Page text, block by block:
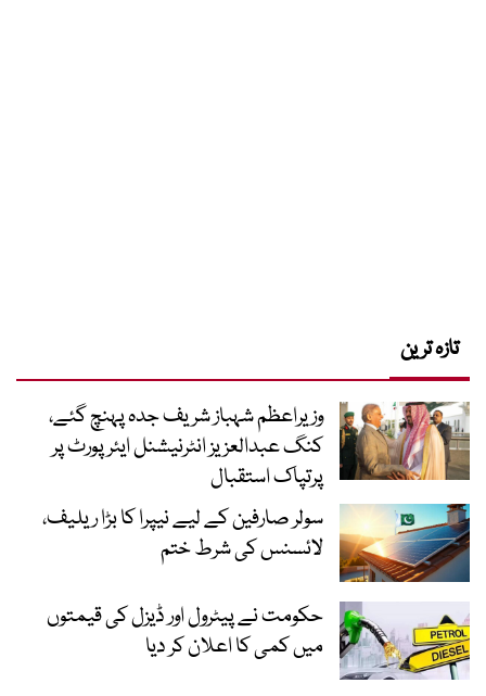
تازہ ترین
وزیراعظم شہباز شریف جدہ پہنچ گئے،
کنگ عبدالعزیز انٹرنیشنل ایئر پورٹ پر
پرتپاک استقبال
سولر صارفین کے لیے نیپرا کا بڑا ریلیف،
لائسنس کی شرط ختم
حکومت نے پیٹرول اور ڈیزل کی قیمتوں
میں کمی کا اعلان کر دیا